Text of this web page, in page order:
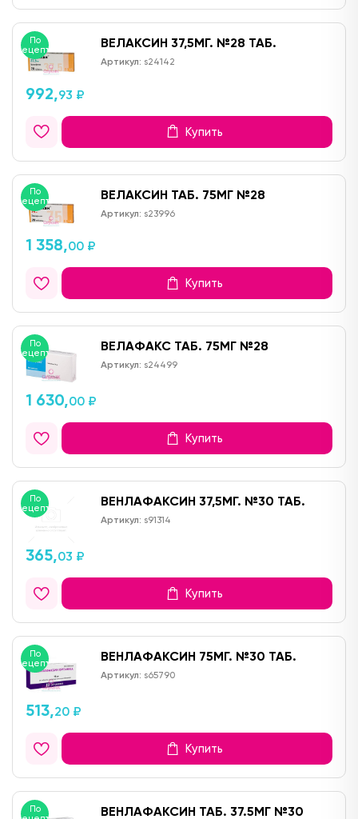
По
рецепту
ВЕЛАКСИН 37,5МГ. №28 ТАБ.
Артикул: s24142
992,93 ₽
Купить
По
рецепту
ВЕЛАКСИН ТАБ. 75МГ №28
Артикул: s23996
1 358,00 ₽
Купить
По
рецепту
ВЕЛАФАКС ТАБ. 75МГ №28
Артикул: s24499
1 630,00 ₽
Купить
По
рецепту
ВЕНЛАФАКСИН 37,5МГ. №30 ТАБ.
Артикул: s91314
365,03 ₽
Купить
По
рецепту
ВЕНЛАФАКСИН 75МГ. №30 ТАБ.
Артикул: s65790
513,20 ₽
Купить
По
ВЕНЛАФАКСИН ТАБ. 37.5МГ №30